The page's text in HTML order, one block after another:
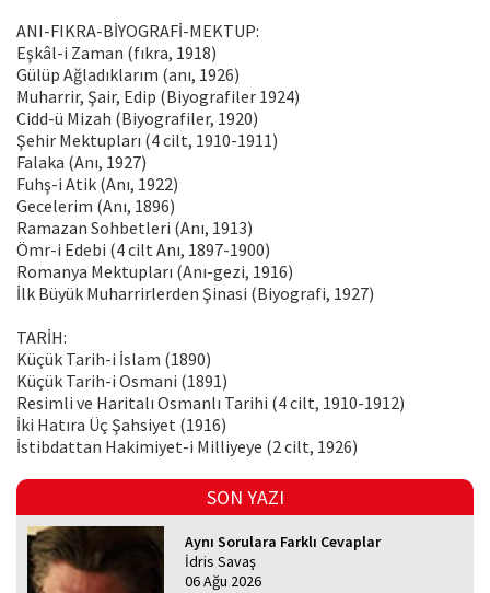
ANI-FIKRA-BİYOGRAFİ-MEKTUP:
Eşkâl-i Zaman (fıkra, 1918)
Gülüp Ağladıklarım (anı, 1926)
Muharrir, Şair, Edip (Biyografiler 1924)
Cidd-ü Mizah (Biyografiler, 1920)
Şehir Mektupları (4 cilt, 1910-1911)
Falaka (Anı, 1927)
Fuhş-i Atik (Anı, 1922)
Gecelerim (Anı, 1896)
Ramazan Sohbetleri (Anı, 1913)
Ömr-i Edebi (4 cilt Anı, 1897-1900)
Romanya Mektupları (Anı-gezi, 1916)
İlk Büyük Muharrirlerden Şinasi (Biyografi, 1927)
TARİH:
Küçük Tarih-i İslam (1890)
Küçük Tarih-i Osmani (1891)
Resimli ve Haritalı Osmanlı Tarihi (4 cilt, 1910-1912)
İki Hatıra Üç Şahsiyet (1916)
İstibdattan Hakimiyet-i Milliyeye (2 cilt, 1926)
SON YAZI
Aynı Sorulara Farklı Cevaplar
İdris Savaş
06 Ağu 2026